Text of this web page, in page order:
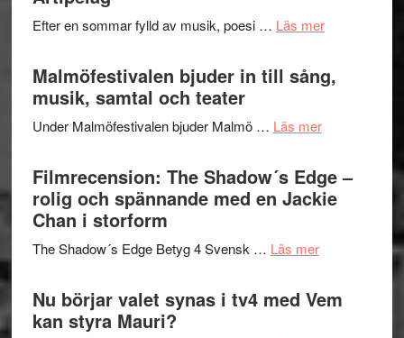
terräng
Efter en sommar fylld av musik, poesi … Läs merom
Hannes
Pöntinen
avslutar
Malmöfestivalen bjuder in till sång,
musik, samtal och teater
Under Malmöfestivalen bjuder Malmö … Läs merom
in
till
och
Filmrecension: The Shadow´s Edge –
rolig och spännande med en Jackie
Chan i storform
The Shadow´s Edge Betyg 4 Svensk … Läs merom
Filmrecension:
Shadow
Nu börjar valet synas i tv4 med Vem
kan styra Mauri?